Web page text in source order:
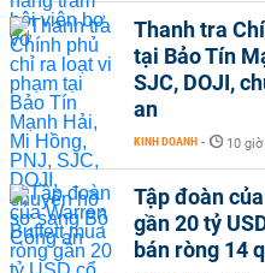
Thanh tra
tại Bảo Tín
SJC, DOJI,
an
KINH DOANH - 10
Tập đoàn
gần 20 tỷ
bán ròng 14